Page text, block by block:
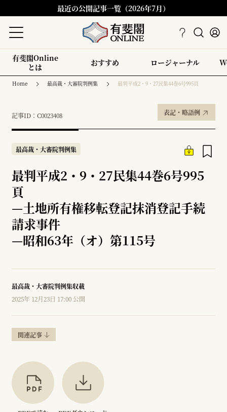
最近の公開記事一覧（2026年7月）
有斐閣Online
とは
おすすめ ロージャーナル
Home 最高裁・大審院判例集 最判平成2・9・27民集44巻6号995頁
記事ID：C0023408 表記・略語例
最高裁・大審院判例集
最判平成2・9・27民集44巻6号995
頁
—土地所有権移転登記抹消登記手続
請求事件
—昭和63年（オ）第115号
最高裁・大審院判例集収載
2025年 12月23日 17:00 公開
関連記事